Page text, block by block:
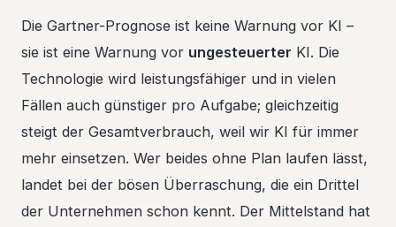
Die Gartner-Prognose ist keine Warnung vor KI –
sie ist eine Warnung vor ungesteuerter KI. Die
Technologie wird leistungsfähiger und in vielen
Fällen auch günstiger pro Aufgabe; gleichzeitig
steigt der Gesamtverbrauch, weil wir KI für immer
mehr einsetzen. Wer beides ohne Plan laufen lässt,
landet bei der bösen Überraschung, die ein Drittel
der Unternehmen schon kennt. Der Mittelstand hat